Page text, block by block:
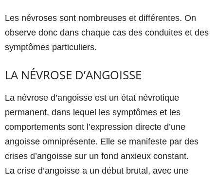
Les névroses sont nombreuses et différentes. On
observe donc dans chaque cas des conduites et des
symptômes particuliers.
LA NÉVROSE D’ANGOISSE
La névrose d’angoisse est un état névrotique
permanent, dans lequel les symptômes et les
comportements sont l’expression directe d’une
angoisse omniprésente. Elle se manifeste par des
crises d’angoisse sur un fond anxieux constant.
La crise d’angoisse a un début brutal, avec une